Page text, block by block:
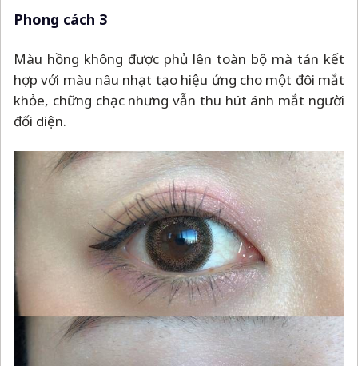
Phong cách 3
Màu hồng không được phủ lên toàn bộ mà tán kết
hợp với màu nâu nhạt tạo hiệu ứng cho một đôi mắt
khỏe, chững chạc nhưng vẫn thu hút ánh mắt người
đối diện.